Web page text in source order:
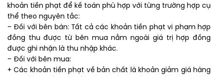
khoản tiền phạt để kế toán phù hợp với từng trường hợp cụ
thể theo nguyên tắc:
– Đối với bên bán: Tất cả các khoản tiền phạt vi phạm hợp
đồng thu được từ bên mua nằm ngoài giá trị hợp đồng
được ghi nhận là thu nhập khác.
– Đối với bên mua:
+ Các khoản tiền phạt về bản chất là khoản giảm giá hàng